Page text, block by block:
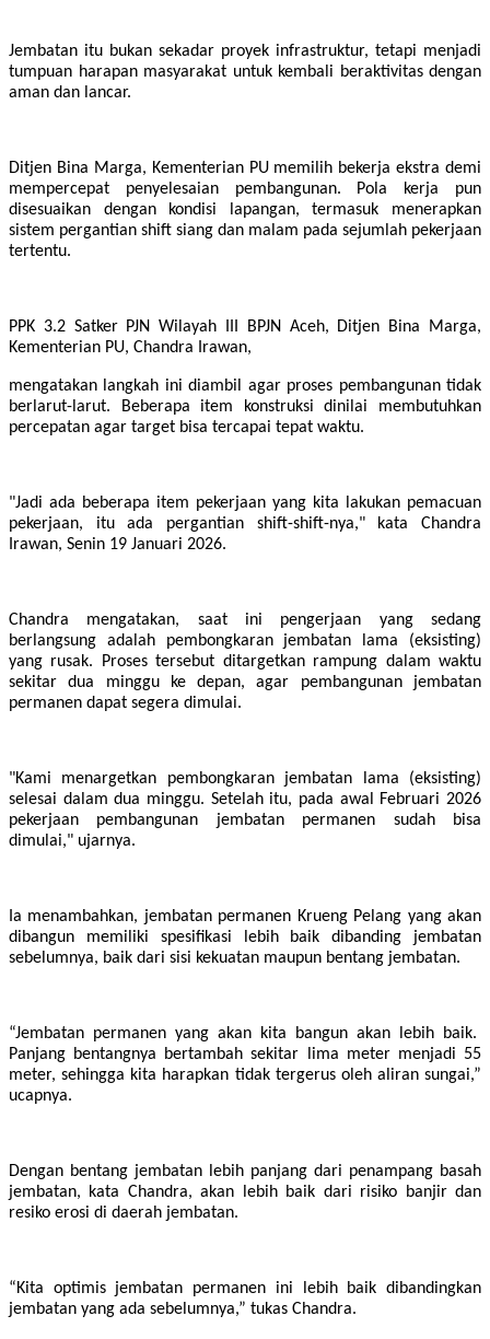
Jembatan itu bukan sekadar proyek infrastruktur, tetapi menjadi
tumpuan harapan masyarakat untuk kembali beraktivitas dengan
aman dan lancar.
Ditjen Bina Marga, Kementerian PU memilih bekerja ekstra demi
mempercepat penyelesaian pembangunan. Pola kerja pun
disesuaikan dengan kondisi lapangan, termasuk menerapkan
sistem pergantian shift siang dan malam pada sejumlah pekerjaan
tertentu.
PPK 3.2 Satker PJN Wilayah III BPJN Aceh, Ditjen Bina Marga,
Kementerian PU, Chandra Irawan,
mengatakan langkah ini diambil agar proses pembangunan tidak
berlarut-larut. Beberapa item konstruksi dinilai membutuhkan
percepatan agar target bisa tercapai tepat waktu.
"Jadi ada beberapa item pekerjaan yang kita lakukan pemacuan
pekerjaan, itu ada pergantian shift-shift-nya," kata Chandra
Irawan, Senin 19 Januari 2026.
Chandra mengatakan, saat ini pengerjaan yang sedang
berlangsung adalah pembongkaran jembatan lama (eksisting)
yang rusak. Proses tersebut ditargetkan rampung dalam waktu
sekitar dua minggu ke depan, agar pembangunan jembatan
permanen dapat segera dimulai.
"Kami menargetkan pembongkaran jembatan lama (eksisting)
selesai dalam dua minggu. Setelah itu, pada awal Februari 2026
pekerjaan pembangunan jembatan permanen sudah bisa
dimulai," ujarnya.
Ia menambahkan, jembatan permanen Krueng Pelang yang akan
dibangun memiliki spesifikasi lebih baik dibanding jembatan
sebelumnya, baik dari sisi kekuatan maupun bentang jembatan.
“Jembatan permanen yang akan kita bangun akan lebih baik.
Panjang bentangnya bertambah sekitar lima meter menjadi 55
meter, sehingga kita harapkan tidak tergerus oleh aliran sungai,”
ucapnya.
Dengan bentang jembatan lebih panjang dari penampang basah
jembatan, kata Chandra, akan lebih baik dari risiko banjir dan
resiko erosi di daerah jembatan.
“Kita optimis jembatan permanen ini lebih baik dibandingkan
jembatan yang ada sebelumnya,” tukas Chandra.